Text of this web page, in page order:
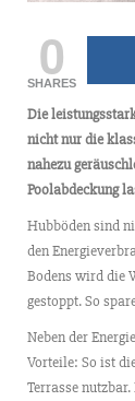
0
SHARES
Die
nicht nur die
nahezu
Poolabdeckung
Hubböden sind
den
Bodens wird die
gestoppt. So
Neben der
Vorteile: So ist
Terrasse